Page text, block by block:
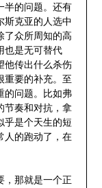
半的问题。还有
斯克亚的人选中
了众所周知的高
也是无可替代
他传出什么杀伤
重要的补充。至
的问题。比如弗
节奏和对抗，拿
乎是个天生的短
人的跑动了，在
，那就是一个正